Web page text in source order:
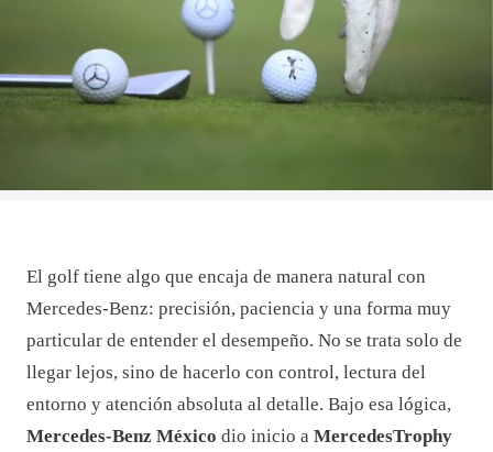
El golf tiene algo que encaja de manera natural con
Mercedes-Benz: precisión, paciencia y una forma muy
particular de entender el desempeño. No se trata solo de
llegar lejos, sino de hacerlo con control, lectura del
entorno y atención absoluta al detalle. Bajo esa lógica,
Mercedes-Benz México dio inicio a MercedesTrophy